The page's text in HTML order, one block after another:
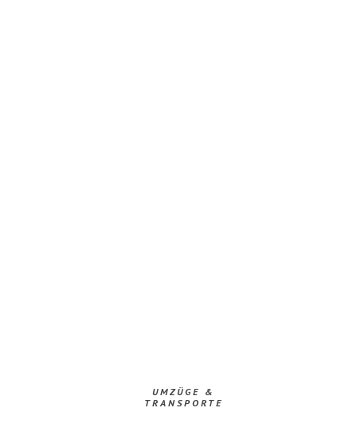
UMZÜGE &
TRANSPORTE